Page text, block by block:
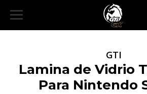
GTI
Lamina de Vidrio
Para Nintendo